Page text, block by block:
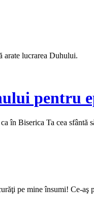
arate lucrarea Duhului.
pentru
Biserica Ta cea sfântă
pe mine însumi! Ce‑aş